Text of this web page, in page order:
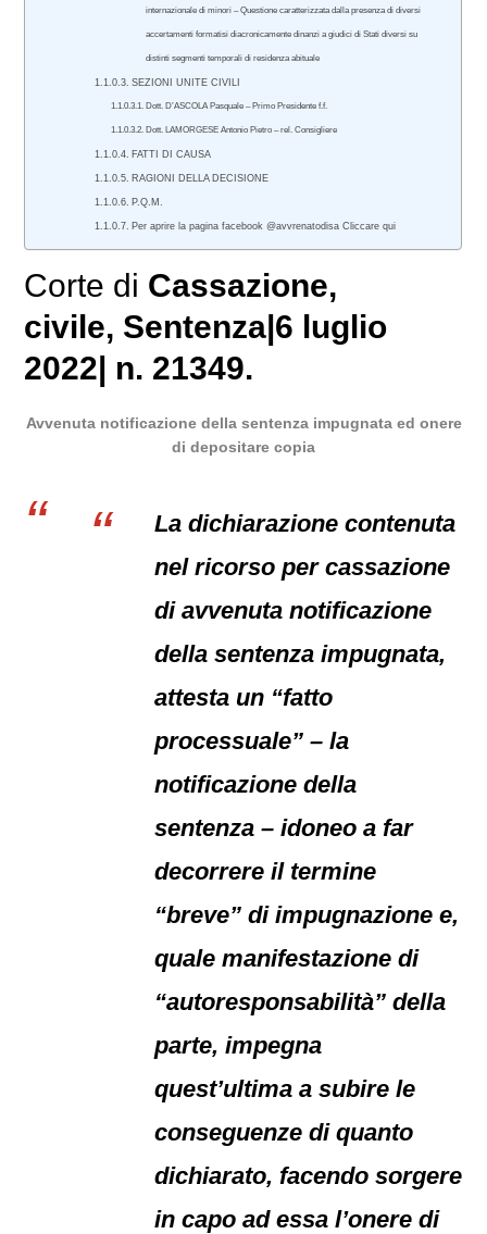
internazionale di minori – Questione caratterizzata dalla presenza di diversi
accertamenti formatisi diacronicamente dinanzi a giudici di Stati diversi su
distinti segmenti temporali di residenza abituale
SEZIONI UNITE CIVILI
Dott. D’ASCOLA Pasquale – Primo Presidente f.f.
Dott. LAMORGESE Antonio Pietro – rel. Consigliere
FATTI DI CAUSA
RAGIONI DELLA DECISIONE
P.Q.M.
Per aprire la pagina facebook @avvrenatodisa Cliccare qui
Corte di Cassazione,
civile, Sentenza|6 luglio
2022| n. 21349.
Avvenuta notificazione della sentenza impugnata ed onere
di depositare copia
La dichiarazione contenuta
nel ricorso per cassazione
di avvenuta notificazione
della sentenza impugnata,
attesta un “fatto
processuale” – la
notificazione della
sentenza – idoneo a far
decorrere il termine
“breve” di impugnazione e,
quale manifestazione di
“autoresponsabilità” della
parte, impegna
quest’ultima a subire le
conseguenze di quanto
dichiarato, facendo sorgere
in capo ad essa l’onere di